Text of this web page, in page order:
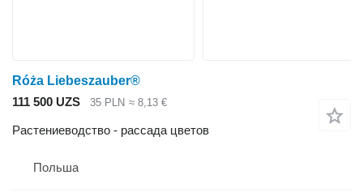
Róża Liebeszauber®
111 500 UZS
35 PLN ≈ 8,13 €
Растениеводство - рассада цветов
Польша